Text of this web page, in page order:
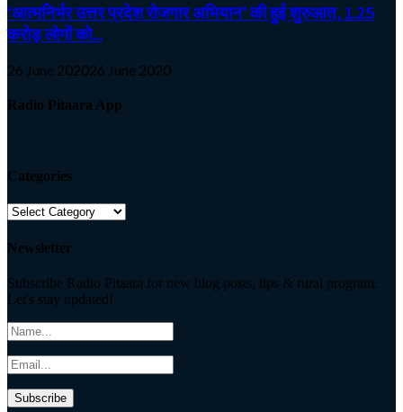
‘आत्मनिर्भर उत्तर प्रदेश रोजगार अभियान’ की हुई शुरुआत, 1.25
करोड़ लोगों को...
26 June 202026 June 2020
Radio Pitaara App
Categories
Categories
Newsletter
Subscribe Radio Pitaara for new blog posts, tips & rural program.
Let's stay updated!